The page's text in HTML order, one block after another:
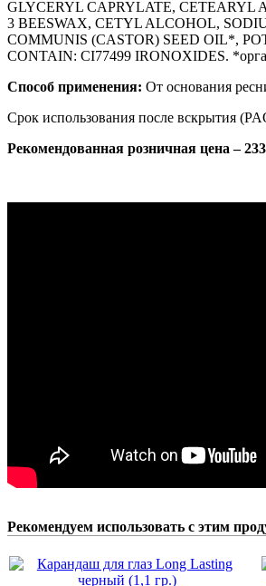
GLYCERYL CAPRYLATE,
3 BEESWAX, CETYL ALCOHOL,
COMMUNIS (CASTOR) SEED OIL*,
CONTAIN: CI77499 IRONOXIDES.
Способ применения: От основания
Срок использования после вскрытия
Рекомендованная розничная цена –
Рекомендуем использовать с этим